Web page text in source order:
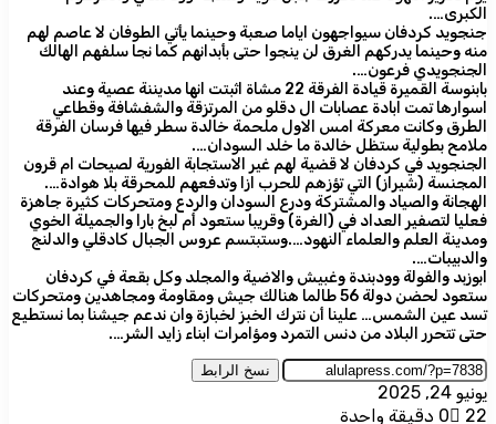
الكبرى….
جنجويد كردفان سيواجهون اياما صعبة وحينما يأتي الطوفان لا عاصم لهم
منه وحينما يدركهم الغرق لن ينجوا حتى بأبدانهم كما نجا سلفهم الهالك
الجنجويدي فرعون….
بابنوسة القميرة قيادة الفرقة 22 مشاة اثبتت انها مديننة عصية وعند
اسوارها تمت ابادة عصابات ال دقلو من المرتزقة والشفشافة وقطاعي
الطرق وكانت معركة امس الاول ملحمة خالدة سطر فيها فرسان الفرقة
ملامح بطولية ستظل خالدة ما خلد السودان….
الجنجويد في كردفان لا قضية لهم غير الاستجابة الفورية لصيحات ام قرون
المجنسة (شيراز) التي تؤزهم للحرب ازا وتدفعهم للمحرقة بلا هوادة….
الهجانة والصياد والمشتركة ودرع السودان والردع ومتحركات كثيرة جاهزة
فعليا لتصفير العداد في (الغرة) وقريبا ستعود أم لبخ بارا والجميلة الخوي
ومدينة العلم والعلماء النهود….وستبتسم عروس الجبال كادقلي والدلنج
والدبيبات….
ابوزبد والفولة وودبندة وغبيش والاضية والمجلد وكل بقعة في كردفان
ستعود لحضن دولة 56 طالما هنالك جيش ومقاومة ومجاهدين ومتحركات
تسد عين الشمس… علينا أن نترك الخبز لخبازة وان ندعم جيشنا بما نستطيع
حتى تتحرر البلاد من دنس التمرد ومؤامرات ابناء زايد الشر….
نسخ الرابط
يونيو 24, 2025
0
22
دقيقة واحدة